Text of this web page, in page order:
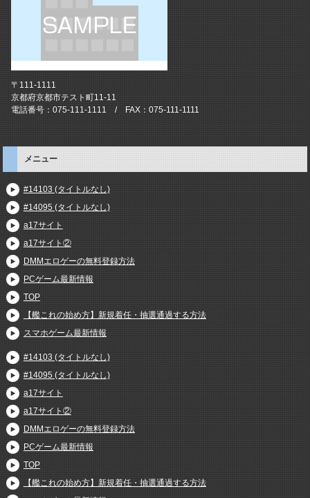
〒111-1111
京都府京都市テスト町11-11
電話番号：075-111-1111 / FAX：075-111-1111
メニュー
#14103 (タイトルなし)
#14095 (タイトルなし)
a17サイト
a17サイト②
DMMエロゲーの無料登録方法
PCゲーム最新情報
TOP
【艦これの始め方】新規着任・抽選通過する方法
スマホゲーム最新情報
#14103 (タイトルなし)
#14095 (タイトルなし)
a17サイト
a17サイト②
DMMエロゲーの無料登録方法
PCゲーム最新情報
TOP
【艦これの始め方】新規着任・抽選通過する方法